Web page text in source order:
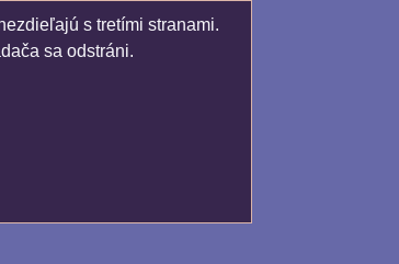
s tretími stranami.
sa odstráni.